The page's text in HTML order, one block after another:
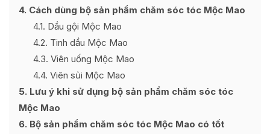
4 Cách dùng bộ sản phẩm chăm sóc tóc Mộc Mao
4.1 Dầu gội Mộc Mao
4.2 Tinh dầu Mộc Mao
4.3 Viên uống Mộc Mao
4.4 Viên sủi Mộc Mao
5 Lưu ý khi sử dụng bộ sản phẩm chăm sóc tóc
Mộc Mao
6 Bộ sản phẩm chăm sóc tóc Mộc Mao có tốt